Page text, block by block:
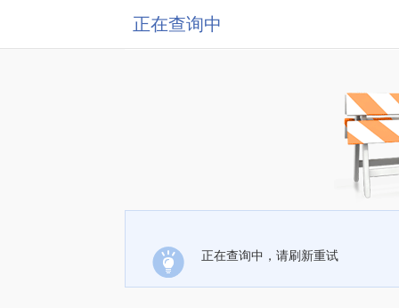
正在查询中
正在查询中，请刷新重试